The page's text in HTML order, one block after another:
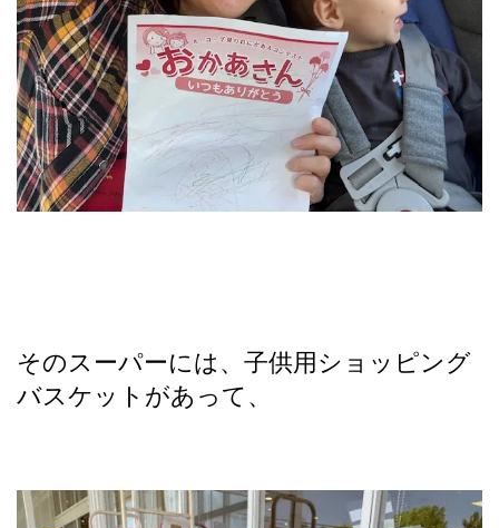
そのスーパーには、子供用ショッピング
バスケットがあって、